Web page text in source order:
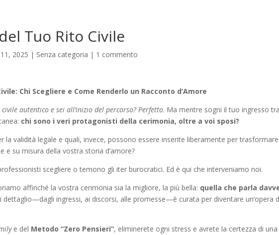
Tuo Rito Civile
2025 | Senza categoria | 1 commento
Chi Scegliere e Come Renderlo un Racconto d’Amore
autentico e sei all’inizio del percorso? Perfetto. Ma mentre sogni il tuo ingresso
chi sono i veri protagonisti della cerimonia, oltre a voi sposi?
la validità legale e quali, invece, possono essere inserite liberamente per
su misura della vostra storia d’amore?
scegliere o temono gli iter burocratici. Ed è qui che interveniamo noi.
affinché la vostra cerimonia sia la migliore, la più bella: quella che parla
ingressi, ai discorsi, alle promesse—è curata per diventare un’opera
e del Metodo “Zero Pensieri”, eliminerete ogni stress e avrete la certezza di una